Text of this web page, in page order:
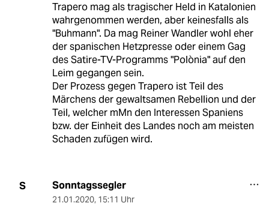
Trapero mag als tragischer Held in Katalonien
wahrgenommen werden, aber keinesfalls als
"Buhmann". Da mag Reiner Wandler wohl eher
der spanischen Hetzpresse oder einem Gag
des Satire-TV-Programms "Polònia" auf den
Leim gegangen sein.
Der Prozess gegen Trapero ist Teil des
Märchens der gewaltsamen Rebellion und der
Teil, welcher mMn den Interessen Spaniens
bzw. der Einheit des Landes noch am meisten
Schaden zufügen wird.
S Sonntagssegler
21.01.2020, 15:11 Uhr